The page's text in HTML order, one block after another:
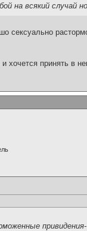
на всякий случай
сексуально
хочется принять в